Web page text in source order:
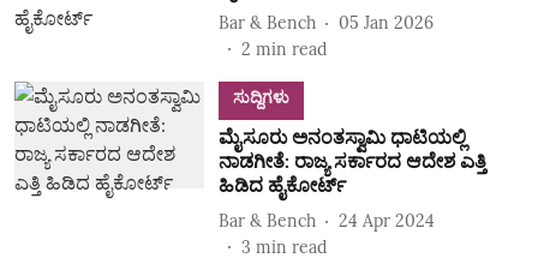
Bar & Bench
05 Jan 2026
2 min read
ಸುದ್ದಿಗಳು
ಮೈಸೂರು ಅನಂತಸ್ವಾಮಿ ಧಾಟಿಯಲ್ಲಿ
ನಾಡಗೀತೆ: ರಾಜ್ಯ ಸರ್ಕಾರದ ಆದೇಶ ಎತ್ತಿ
ಹಿಡಿದ ಹೈಕೋರ್ಟ್‌
Bar & Bench
24 Apr 2024
3 min read